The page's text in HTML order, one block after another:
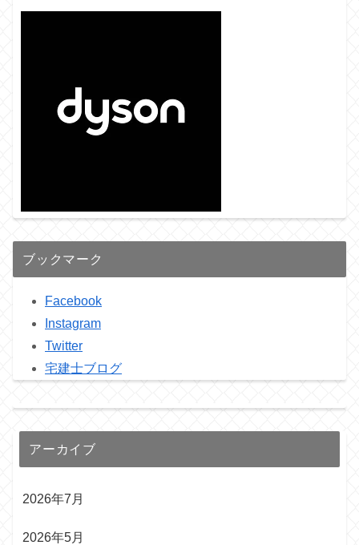
ブックマーク
Facebook
Instagram
Twitter
宅建士ブログ
アーカイブ
2026年7月
2026年5月